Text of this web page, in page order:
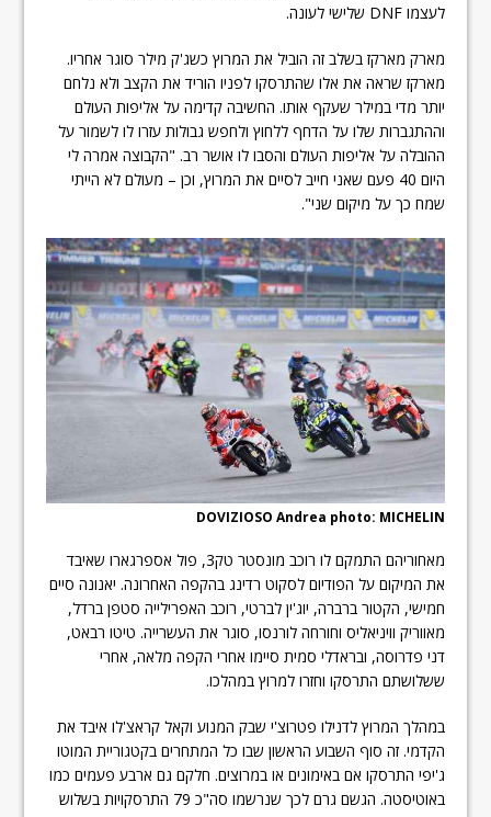
לעצמו DNF שלישי לעונה.
מארק מארקז בשלב זה הוביל את המרוץ כשג'ק מילר סוגר אחריו.
מארקז שראה את אלו שהתרסקו לפניו הוריד את הקצב ולא נלחם
יותר מדי במילר שעקף אותו. החשיבה קדימה על אליפות העולם
וההתגברות שלו על הדחף ללחוץ ולחפש גבולות עזרו לו לשמור על
ההובלה על אליפות העולם והסבו לו אושר רב. "הקבוצה אמרה לי
היום 40 פעם שאני חייב לסיים את המרוץ, וכן – מעולם לא הייתי
שמח כך על מיקום שני".
DOVIZIOSO Andrea photo: MICHELIN
מאחוריהם התמקם לו רוכב מונסטר טק3, פול אספרגארו שאיבד
את המיקום על הפודיום לסקוט רדינג בהקפה האחרונה. יאנונה סיים
חמישי, הקטור ברברה, יוג'ין לברטי, רוכב האפרילייה סטפן ברדל,
מאווריק וויניאליס וחורחה לורנסו, סוגר את העשרייה. טיטו רבאט,
דני פדרוסה, ובראדלי סמית סיימו אחרי הקפה מלאה, אחרי
ששלושתם התרסקו וחזרו למרוץ במהלכו.
במהלך המרוץ לדנילו פטרוצ'י שבק המנוע וקאל קראצ'לו איבד את
הקדמי. זה סוף השבוע הראשון שבו כל המתחרים בקטגוריית המוטו
ג'יפי התרסקו אם באימונים או במרוצים. חלקם גם ארבע פעמים כמו
באוטיסטה. הגשם גרם לכך שנרשמו סה"כ 79 התרסקויות בשלוש